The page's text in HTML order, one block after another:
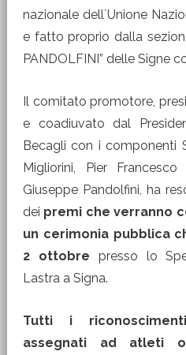
nazionale dell´Unione
e fatto proprio dalla
PANDOLFINI” delle Signe
Il comitato promotore,
e coadiuvato dal
Becagli con i componenti
Migliorini, Pier
Giuseppe Pandolfini, ha
dei premi che verranno
un cerimonia pubblica
2 ottobre presso lo
Lastra a Signa.
Tutti i
assegnati ad atleti